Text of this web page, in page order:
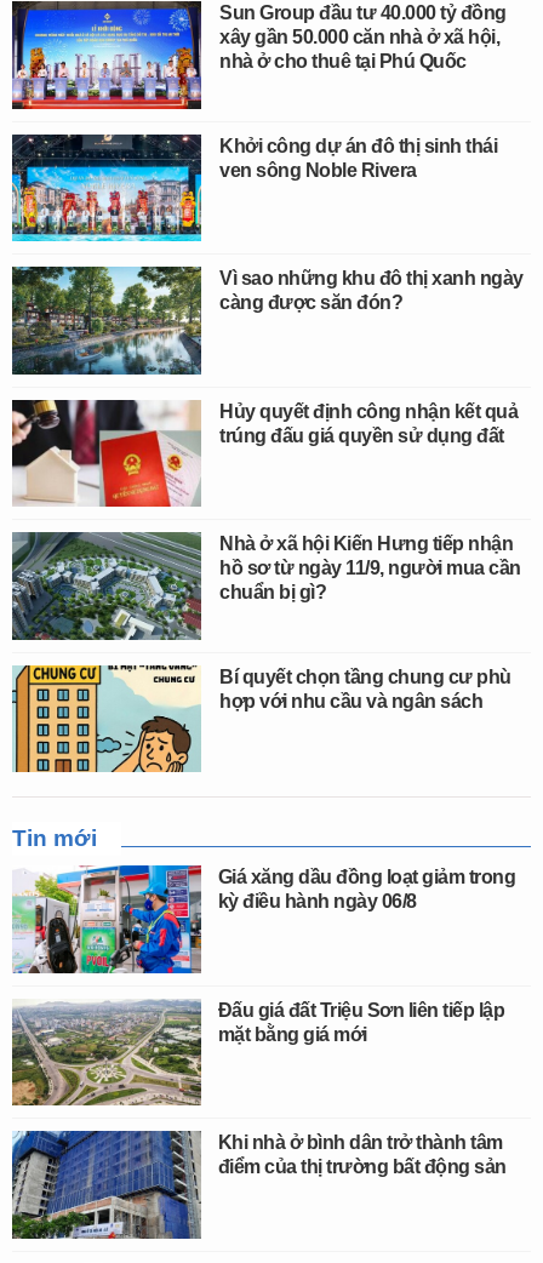
Sun Group đầu tư 40.000 tỷ đồng
xây gần 50.000 căn nhà ở xã hội,
nhà ở cho thuê tại Phú Quốc
Khởi công dự án đô thị sinh thái
ven sông Noble Rivera
Vì sao những khu đô thị xanh ngày
càng được săn đón?
Hủy quyết định công nhận kết quả
trúng đấu giá quyền sử dụng đất
Nhà ở xã hội Kiến Hưng tiếp nhận
hồ sơ từ ngày 11/9, người mua cần
chuẩn bị gì?
Bí quyết chọn tầng chung cư phù
hợp với nhu cầu và ngân sách
Tin mới
Giá xăng dầu đồng loạt giảm trong
kỳ điều hành ngày 06/8
Đấu giá đất Triệu Sơn liên tiếp lập
mặt bằng giá mới
Khi nhà ở bình dân trở thành tâm
điểm của thị trường bất động sản